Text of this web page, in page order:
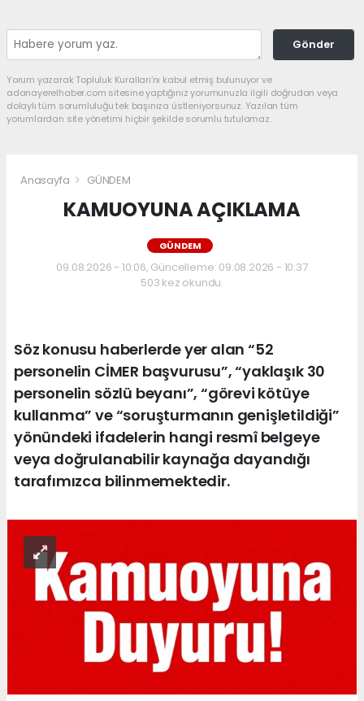
Gönder
Yorum yazarak Topluluk Kuralları’nı kabul etmiş bulunuyor ve
adanayerelhaber.com sitesine yaptığınız yorumunuzla ilgili doğrudan veya
dolaylı tüm sorumluluğu tek başınıza üstleniyorsunuz. Yazılan tüm
yorumlardan site yönetimi hiçbir şekilde sorumlu tutulamaz.
Anasayfa GÜNDEM
KAMUOYUNA AÇIKLAMA
GÜNDEM
09.08.2026 - 10:06, Güncelleme: 09.08.2026 - 10:37
503 kez okundu.
Söz konusu haberlerde yer alan “52
personelin CİMER başvurusu”, “yaklaşık 30
personelin sözlü beyanı”, “görevi kötüye
kullanma” ve “soruşturmanın genişletildiği”
yönündeki ifadelerin hangi resmî belgeye
veya doğrulanabilir kaynağa dayandığı
tarafımızca bilinmemektedir.